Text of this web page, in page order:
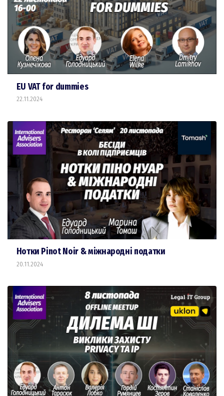
EU VAT for dummies
22.11.2024
Нотки Pinot Noir & міжнародні податки
20.11.2024